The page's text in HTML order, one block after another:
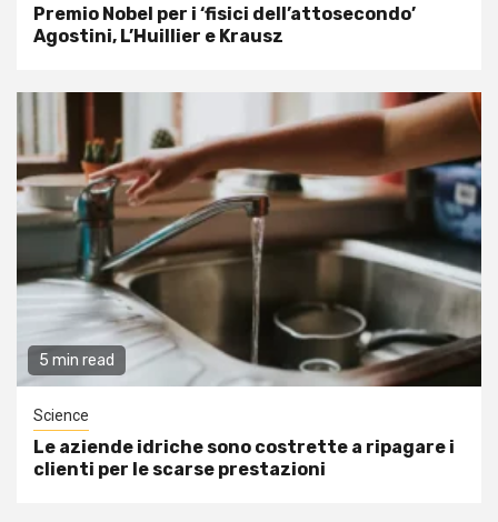
Premio Nobel per i ‘fisici dell’attosecondo’
Agostini, L’Huillier e Krausz
5 min read
Science
Le aziende idriche sono costrette a ripagare i
clienti per le scarse prestazioni